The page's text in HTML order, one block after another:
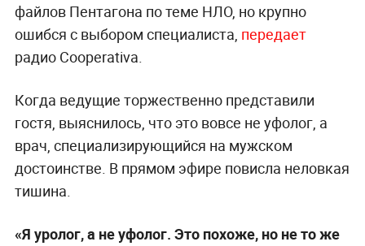
файлов Пентагона по теме НЛО, но крупно
ошибся с выбором специалиста, передает
радио Cooperativa.
Когда ведущие торжественно представили
гостя, выяснилось, что это вовсе не уфолог, а
врач, специализирующийся на мужском
достоинстве. В прямом эфире повисла неловкая
тишина.
«Я уролог, а не уфолог. Это похоже, но не то же